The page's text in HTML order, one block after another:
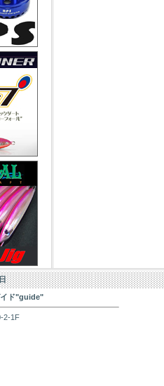
イド"guide"
2-1F